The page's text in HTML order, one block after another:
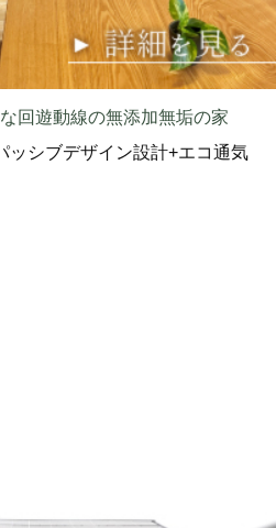
回遊動線の無添加無垢の家
ッシブデザイン設計+エコ通気